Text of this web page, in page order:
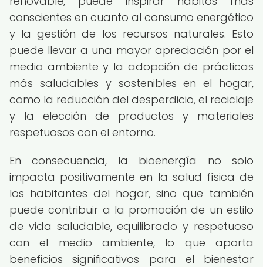
conscientes en cuanto al consumo energético
y la gestión de los recursos naturales. Esto
puede llevar a una mayor apreciación por el
medio ambiente y la adopción de prácticas
más saludables y sostenibles en el hogar,
como la reducción del desperdicio, el reciclaje
y la elección de productos y materiales
respetuosos con el entorno.
En consecuencia, la bioenergía no solo
impacta positivamente en la salud física de
los habitantes del hogar, sino que también
puede contribuir a la promoción de un estilo
de vida saludable, equilibrado y respetuoso
con el medio ambiente, lo que aporta
beneficios significativos para el bienestar